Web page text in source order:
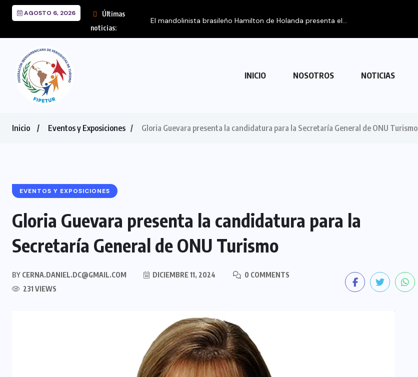
AGOSTO 6, 2026
Últimas
noticias:
El mandolinista brasileño Hamilton de Holanda presenta el...
INICIO NOSOTROS NOTICIAS
Inicio Eventos y Exposiciones Gloria Guevara presenta la candidatura para la Secretaría General de ONU Turismo
EVENTOS Y EXPOSICIONES
Gloria Guevara presenta la candidatura para la
Secretaría General de ONU Turismo
BY CERNA.DANIEL.DC@GMAIL.COM DICIEMBRE 11, 2024
0 COMMENTS
231 VIEWS